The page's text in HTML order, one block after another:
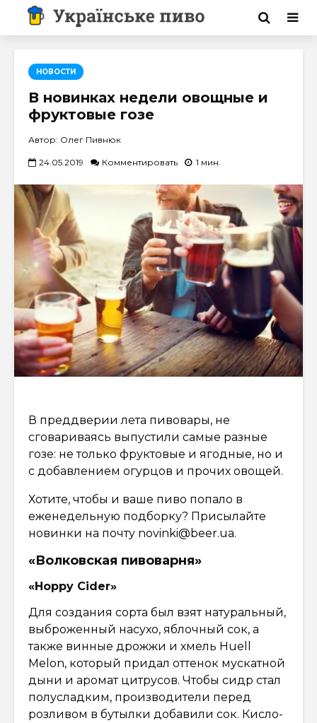
НОВОСТИ
В новинках недели овощные и
фруктовые гозе
Автор: Олег Пивнюк
24.05.2019 Комментировать 1 мин.
В преддверии лета пивовары, не
сговариваясь выпустили самые разные
гозе: не только фруктовые и ягодные, но и
с добавлением огурцов и прочих овощей.
Хотите, чтобы и ваше пиво попало в
еженедельную подборку? Присылайте
новинки на почту novinki@beer.ua.
«Волковская пивоварня»
«Hoppy Cider»
Для создания сорта был взят натуральный,
выброженный насухо, яблочный сок, а
также винные дрожжи и хмель Huell
Melon, который придал оттенок мускатной
дыни и аромат цитрусов. Чтобы сидр стал
полусладким, производители перед
розливом в бутылки добавили сок. Кисло-